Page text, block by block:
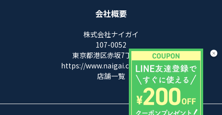
会社概要
株式会社ナイガイ
107-0052
東京都港区赤坂7丁目8-5
https://www.naigai.co.jp/corp/
店舗一覧